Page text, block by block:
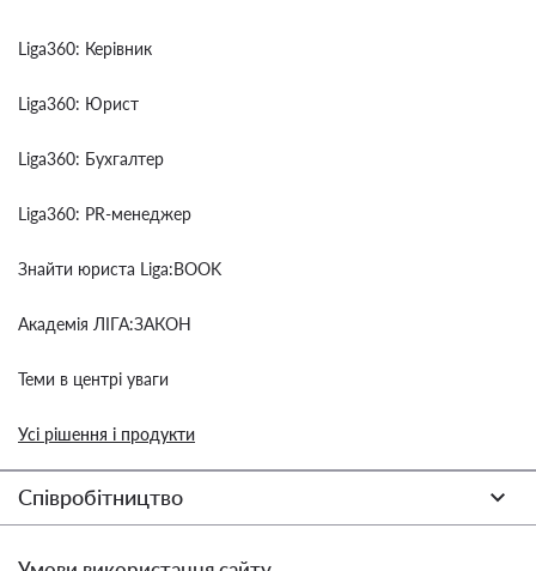
Liga360: Керівник
Liga360: Юрист
Liga360: Бухгалтер
Liga360: PR-менеджер
Знайти юриста Liga:BOOK
Академія ЛІГА:ЗАКОН
Теми в центрі уваги
Усі рішення і продукти
Співробітництво